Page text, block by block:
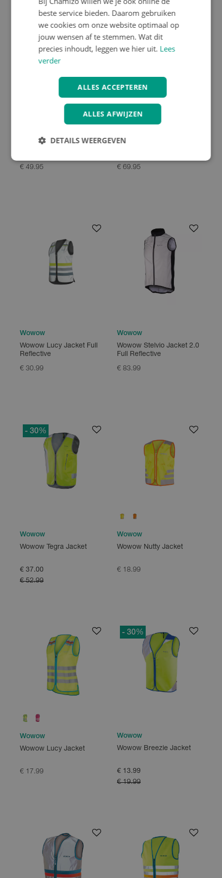
GOFLUO Fluo Vest
€ 49.95
GOFLUO Fluo Vest
€ 69.95
Wowow
Wowow Lucy Jacket Full
Reflective
€ 30.99
Wowow
Wowow Stelvio Jacket 2.0
Full Reflective
€ 83.99
- 30%
Wowow
Wowow Tegra Jacket
€ 52.99
€ 37.00
Wowow
Wowow Nutty Jacket
€ 18.99
Wowow
Wowow Lucy Jacket
€ 17.99
- 30%
Wowow
Wowow Breezie Jacket
€ 19.99
€ 13.99
beste service bieden. Daarom gebruiken
we cookies om onze website optimaal op
jouw wensen af te stemmen. Wat dit
precies inhoudt, leggen we hier uit. Lees
verder
ALLES ACCEPTEREN
ALLES AFWIJZEN
DETAILS WEERGEVEN